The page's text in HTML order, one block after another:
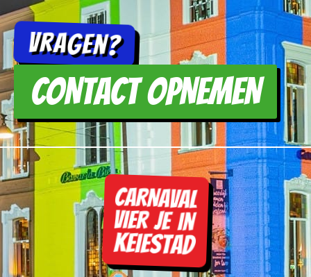
Vragen?
CONTACT OPNEMEN